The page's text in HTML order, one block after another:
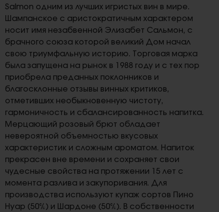
Salmon одним из лучших игристых вин в мире.
Шампанское с аристократичным характером
носит имя незабвенной Элизабет Сальмон, с
брачного союза которой великий Дом начал
свою триумфальную историю. Торговая марка
была запущена на рынок в 1988 году и с тех пор
приобрела преданных поклонников и
благосклонные отзывы винных критиков,
отметивших необыкновенную чистоту,
гармоничность и сбалансированность напитка.
Мерцающий розовый брют обладает
невероятной объемностью вкусовых
характеристик и сложным ароматом. Напиток
прекрасен вне времени и сохраняет свои
чудесные свойства на протяжении 15 лет с
момента разлива и закупоривания. Для
производства используют купаж сортов Пино
Нуар (50%) и Шардоне (50%). В собственности